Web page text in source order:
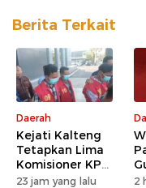
Berita Terkait
Daerah
Kejati Kalteng
Tetapkan Lima
Komisioner KPU
Kotim sebagai
23 jam yang lalu 2